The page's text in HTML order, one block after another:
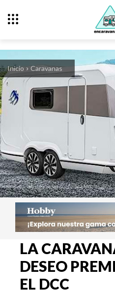
Inicio Caravanas
LA
DESEO
EL DCC